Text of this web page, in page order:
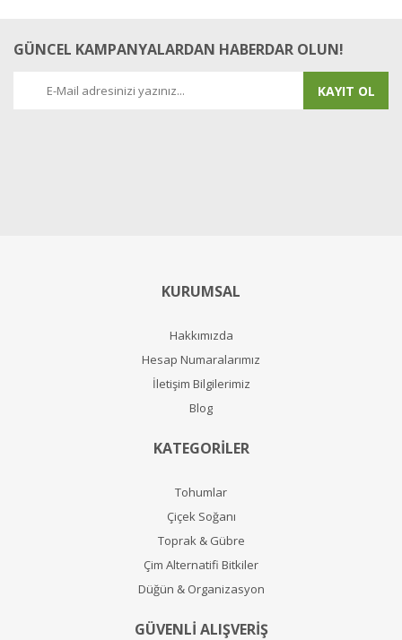
GÜNCEL KAMPANYALARDAN HABERDAR OLUN!
KAYIT OL
KURUMSAL
Hakkımızda
Hesap Numaralarımız
İletişim Bilgilerimiz
Blog
KATEGORİLER
Tohumlar
Çiçek Soğanı
Toprak & Gübre
Çim Alternatifi Bitkiler
Düğün & Organizasyon
GÜVENLİ ALIŞVERİŞ